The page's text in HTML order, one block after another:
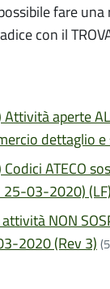
fare una
con il
aperte
dettaglio e
ATECO
03-2020)
NON
2020 (Rev 3)